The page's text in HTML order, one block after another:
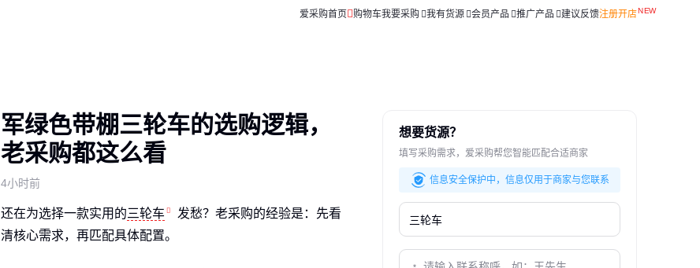
爱采购首页 购物车我要采购 我有货源 会员产品 推广产品 建议反馈注册开店
军绿色带棚三轮车的选购逻辑，
老采购都这么看
4小时前
还在为选择一款实用的三轮车
发愁？老采购的经验是：先看
清核心需求，再匹配具体配置。
想要货源？
填写采购需求，爱采购帮您智能匹配合适商家
信息安全保护中，信息仅用于商家与您联系